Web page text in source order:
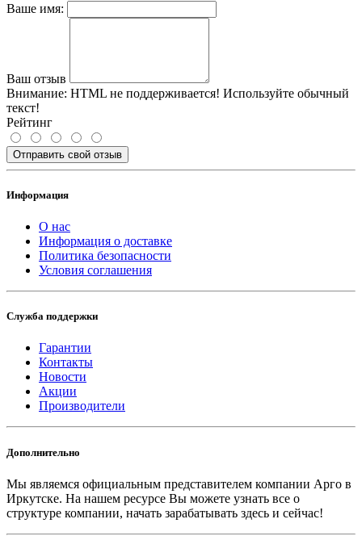
Ваше имя:
Ваш отзыв
Внимание: HTML не поддерживается! Используйте обычный
текст!
Рейтинг
Отправить свой отзыв
Информация
О нас
Информация о доставке
Политика безопасности
Условия соглашения
Служба поддержки
Гарантии
Контакты
Новости
Акции
Производители
Дополнительно
Мы являемся официальным представителем компании Арго в
Иркутске. На нашем ресурсе Вы можете узнать все о
структуре компании, начать зарабатывать здесь и сейчас!